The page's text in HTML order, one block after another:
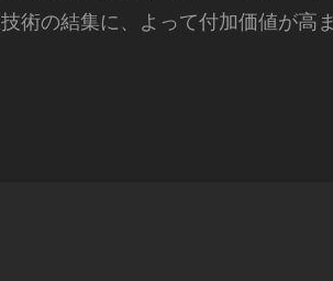
術の結集に、よって付加価値が高